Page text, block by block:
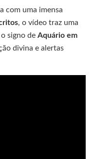
com uma imensa
, o vídeo traz uma
signo de Aquário em
divina e alertas